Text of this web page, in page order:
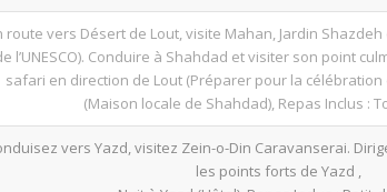
route vers Désert de Lout, visite Mahan, Jardin
l’UNESCO). Conduire à Shahdad et visiter son point
safari en direction de Lout (Préparer pour la célébration
(Maison locale de Shahdad), Repas Inclus :
vers Yazd, visitez Zein-o-Din Caravanserai.
les points forts de Yazd ,